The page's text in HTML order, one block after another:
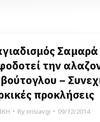
Σαμαρά
την
–
προκλήσεις
Byxrisiavgi 09/12/2014